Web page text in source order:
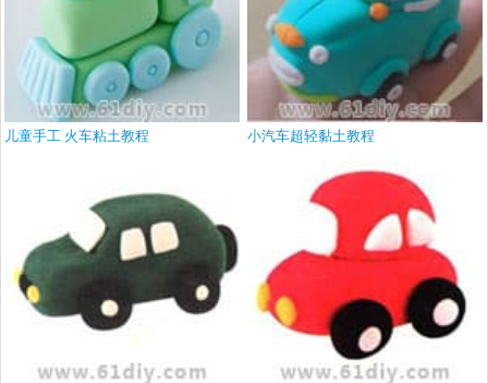
儿童手工 火车粘土教程 小汽车超轻黏土教程